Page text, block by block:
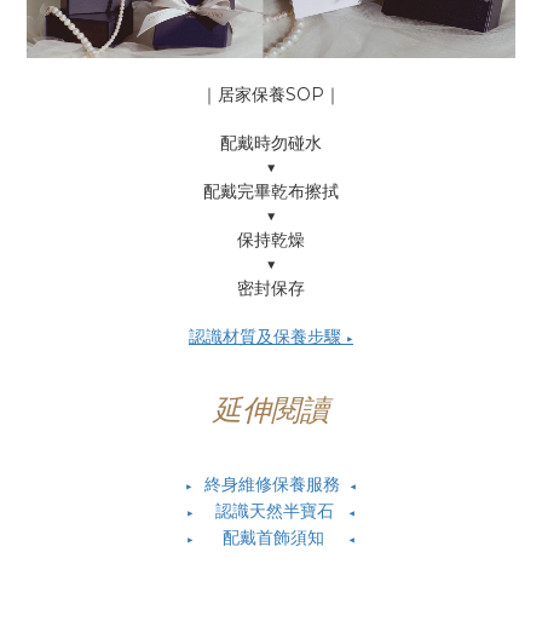
｜居家保養SOP｜
配戴時勿碰水
▼
配戴完畢乾布擦拭
▼
保持乾燥
▼
密封保存
認識材質及保養步驟 ▶
延伸閱讀
▶ 終身維修保養服務
◀
▶ 認識天然半寶石
◀
▶ 配戴首飾須知 ◀